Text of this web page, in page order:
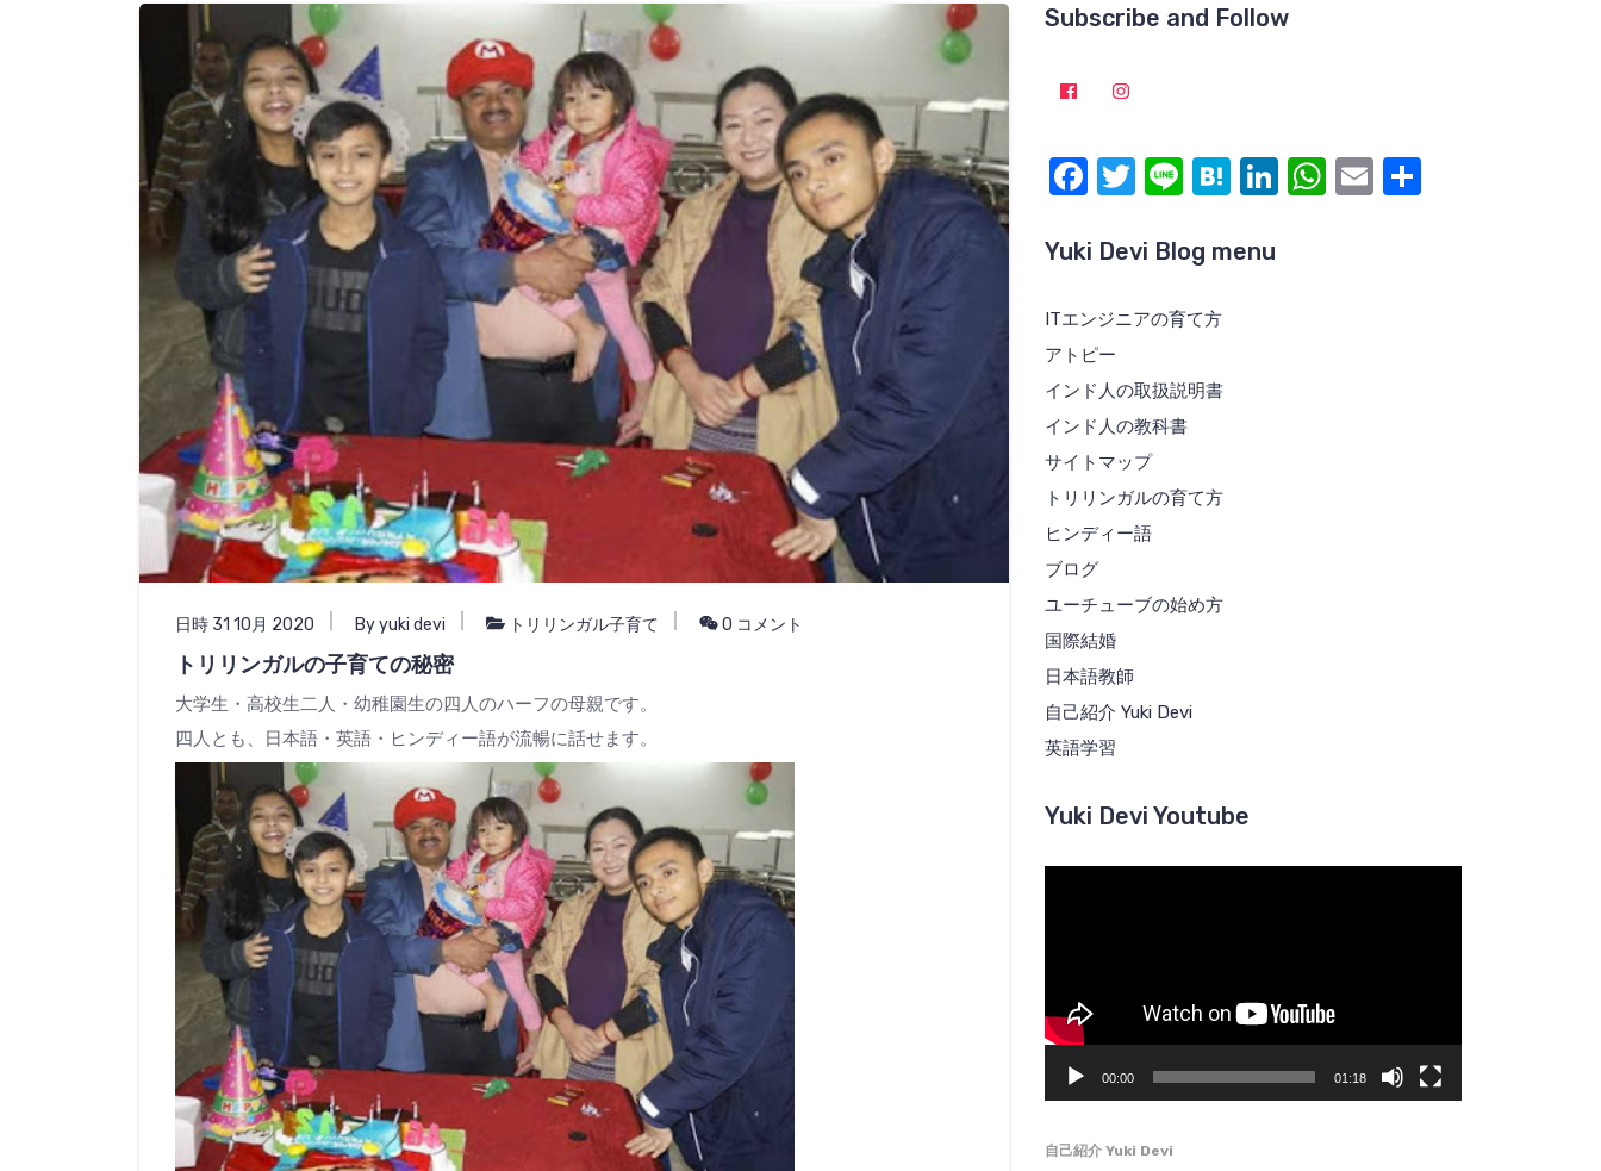
日時 31 10月 2020 By yuki devi トリリンガル子育て 0 コメント
トリリンガルの子育ての秘密
大学生・高校生二人・幼稚園生の四人のハーフの母親です。
四人とも、日本語・英語・ヒンディー語が流暢に話せます。
Subscribe and Follow
F
c
b
o
o
k
T
it
r
Li
e
H
e
Li
W E
Yuki Devi Blog menu
ITエンジニアの育て方
アトピー
インド人の取扱説明書
インド人の教科書
サイトマップ
トリリンガルの育て方
ヒンディー語
ブログ
ユーチューブの始め方
国際結婚
日本語教師
自己紹介 Yuki Devi
英語学習
Yuki Devi Youtube
ー
ー
00:00 01:18
自己紹介 Yuki Devi